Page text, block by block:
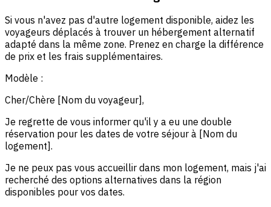
Si vous n'avez pas d'autre logement disponible, aidez les
voyageurs déplacés à trouver un hébergement alternatif
adapté dans la même zone. Prenez en charge la différence
de prix et les frais supplémentaires.
Modèle :
Cher/Chère [Nom du voyageur],
Je regrette de vous informer qu'il y a eu une double
réservation pour les dates de votre séjour à [Nom du
logement].
Je ne peux pas vous accueillir dans mon logement, mais j'ai
recherché des options alternatives dans la région
disponibles pour vos dates.